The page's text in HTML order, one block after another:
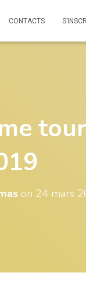
CONTACTS
on 24 mars